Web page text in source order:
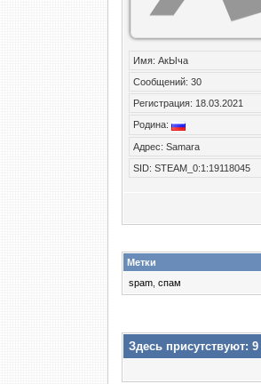
Имя: АкЫча
Сообщений: 30
Регистрация: 18.03.2021
Родина:
Адрес: Samara
SID: STEAM_0:1:19118045
Метки
spam спам
Здесь присутствуют: 9